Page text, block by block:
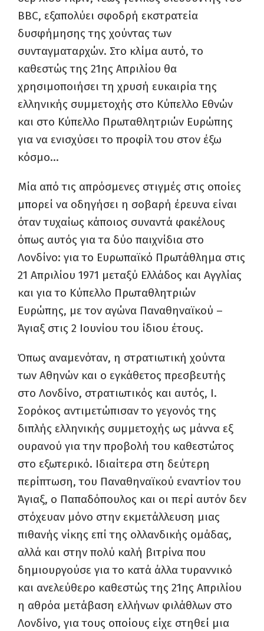
BBC, εξαπολύει σφοδρή εκστρατεία
δυσφήμησης της χούντας των
συνταγματαρχών. Στο κλίμα αυτό, το
καθεστώς της 21ης Απριλίου θα
χρησιμοποιήσει τη χρυσή ευκαιρία της
ελληνικής συμμετοχής στο Κύπελλο Εθνών
και στο Κύπελλο Πρωταθλητριών Ευρώπης
για να ενισχύσει το προφίλ του στον έξω
κόσμο…
Μία από τις απρόσμενες στιγμές στις οποίες
μπορεί να οδηγήσει η σοβαρή έρευνα είναι
όταν τυχαίως κάποιος συναντά φακέλους
όπως αυτός για τα δύο παιχνίδια στο
Λονδίνο: για το Ευρωπαϊκό Πρωτάθλημα στις
21 Απριλίου 1971 μεταξύ Ελλάδος και Αγγλίας
και για το Κύπελλο Πρωταθλητριών
Ευρώπης, με τον αγώνα Παναθηναϊκού –
Άγιαξ στις 2 Ιουνίου του ίδιου έτους.
Όπως αναμενόταν, η στρατιωτική χούντα
των Αθηνών και ο εγκάθετος πρεσβευτής
στο Λονδίνο, στρατιωτικός και αυτός, Ι.
Σορόκος αντιμετώπισαν το γεγονός της
διπλής ελληνικής συμμετοχής ως μάννα εξ
ουρανού για την προβολή του καθεστώτος
στο εξωτερικό. Ιδιαίτερα στη δεύτερη
περίπτωση, του Παναθηναϊκού εναντίον του
Άγιαξ, ο Παπαδόπουλος και οι περί αυτόν δεν
στόχευαν μόνο στην εκμετάλλευση μιας
πιθανής νίκης επί της ολλανδικής ομάδας,
αλλά και στην πολύ καλή βιτρίνα που
δημιουργούσε για το κατά άλλα τυραννικό
και ανελεύθερο καθεστώς της 21ης Απριλίου
η αθρόα μετάβαση ελλήνων φιλάθλων στο
Λονδίνο, για τους οποίους είχε στηθεί μια